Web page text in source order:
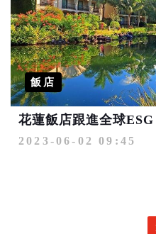
飯店
花蓮飯店跟進全球
2023-06-02 09:45